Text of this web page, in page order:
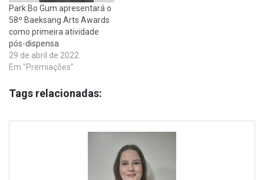
Park Bo Gum apresentará o
58º Baeksang Arts Awards
como primeira atividade
pós-dispensa
29 de abril de 2022
Em "Premiações"
Tags relacionadas: